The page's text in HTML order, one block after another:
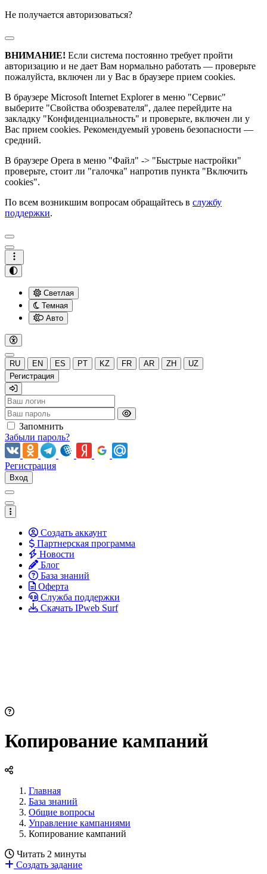
Не получается авторизоваться?
ВНИМАНИЕ! Если система постоянно требует пройти
авторизацию и не дает Вам нормально работать — проверьте
пожалуйста, включен ли у Вас в браузере прием cookies.
В браузере Microsoft Internet Explorer в меню "Сервис"
выберите "Свойства обозревателя", далее перейдите на
закладку "Конфиденциальность" и проверьте, включен ли у
Вас прием cookies. Рекомендуемый уровень безопасности —
средний.
В браузере Opera в меню "Файл" -> "Быстрые настройки"
проверьте, стоит ли "галочка" напротив пункта "Включить
cookies".
По всем возникшим вопросам обращайтесь в службу
поддержки.
Светлая
Темная
Авто
RU EN ES PT KZ FR AR ZH
UZ
Регистрация
Запомнить
Забыли пароль?
Регистрация
Вход
Создать аккаунт
Партнерская программа
Новости
Блог
База знаний
Оферта
Служба поддержки
Скачать IPweb Surf
Копирование кампаний
Главная
База знаний
Общие вопросы
Управление кампаниями
Копирование кампаний
Читать 2 минуты
Создать задание